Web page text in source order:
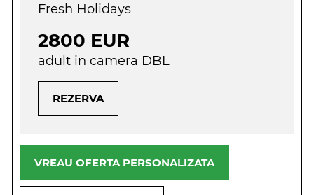
Fresh Holidays
2800 EUR
adult in camera DBL
REZERVA
VREAU OFERTA PERSONALIZATA